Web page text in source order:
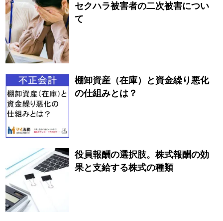
セクハラ被害者の二次被害につい
て
棚卸資産（在庫）と資金繰り悪化
の仕組みとは？
役員報酬の選択肢。株式報酬の効
果と支給する株式の種類